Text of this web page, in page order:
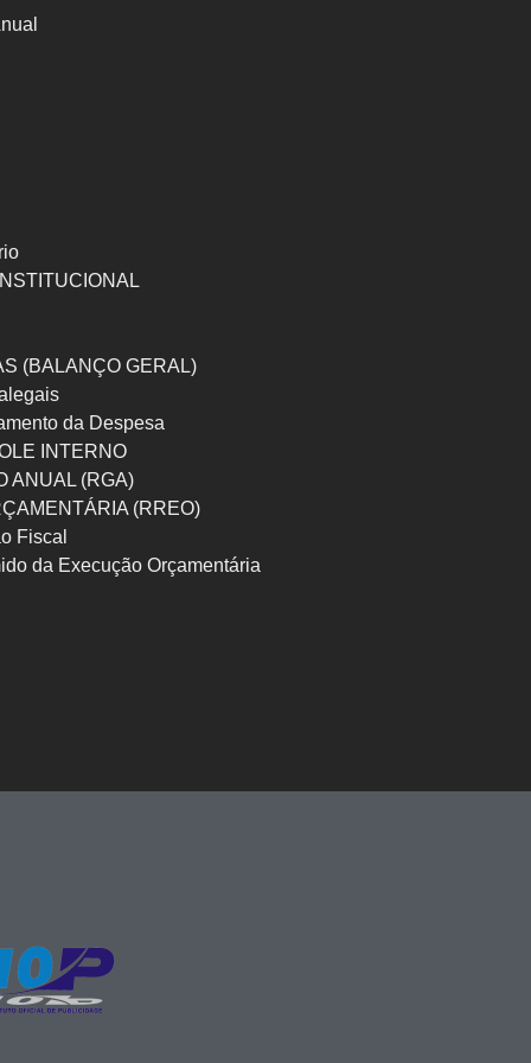
(BALANÇO GERAL)
da Despesa
INTERNO
ANUAL (RGA)
(RREO)
Fiscal
da Execução Orçamentária